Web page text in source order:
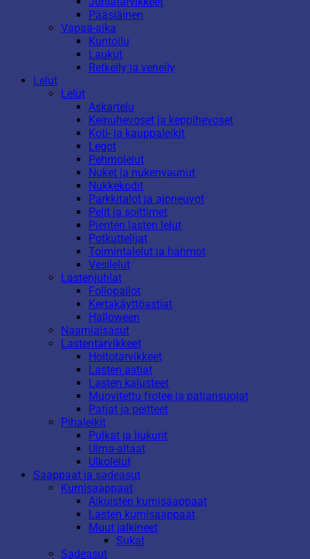
Pääsiäinen
Vapaa-aika
Kuntoilu
Laukut
Retkeily ja veneily
Lelut
Lelut
Askartelu
Keinuhevoset ja keppihevoset
Koti- ja kauppaleikit
Legot
Pehmolelut
Nuket ja nukenvaunut
Nukkekodit
Parkkitalot ja ajoneuvot
Pelit ja soittimet
Pienten lasten lelut
Potkuttelijat
Toimintalelut ja hahmot
Vesilelut
Lastenjuhlat
Foliopallot
Kertakäyttöastiat
Halloween
Naamiaisasut
Lastentarvikkeet
Hoitotarvikkeet
Lasten astiat
Lasten kalusteet
Muovitettu frotee ja patjansuojat
Patjat ja peitteet
Pihaleikit
Pulkat ja liukurit
Uima-altaat
Ulkolelut
Saappaat ja sadeasut
Kumisaappaat
Aikuisten kumisaappaat
Lasten kumisaappaat
Muut jalkineet
Sukat
Sadeasut